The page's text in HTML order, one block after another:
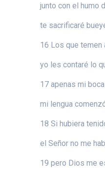
junto con el humo
te sacrificaré
16 Los que temen
yo les contaré lo
17 apenas mi
mi lengua
18 Si hubiera
el Señor no me
19 pero Dios me